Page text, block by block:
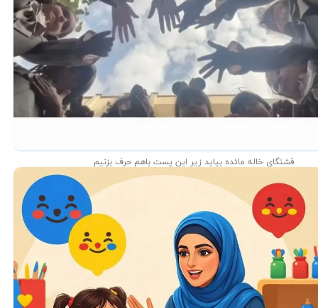
قشنگای خاله مائده بیاید زیر این پست باهم حرف بزنیم